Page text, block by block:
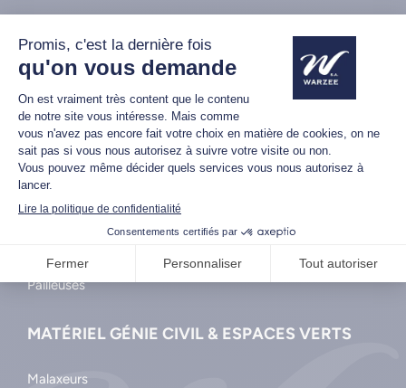
MATÉRIEL AGRICOLE
Balayeuses
Pailleuses
MATÉRIEL GÉNIE CIVIL & ESPACES VERTS
Malaxeurs